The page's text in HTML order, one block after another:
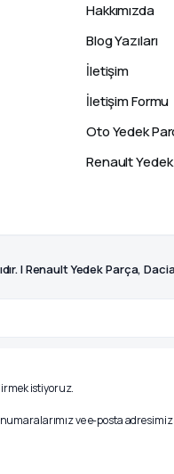
Hakkımızda
Blog Yazıları
İletişim
İletişim Formu
Oto Yedek
Renault
| Renault Yedek Parça,
istiyoruz.
ve e-posta